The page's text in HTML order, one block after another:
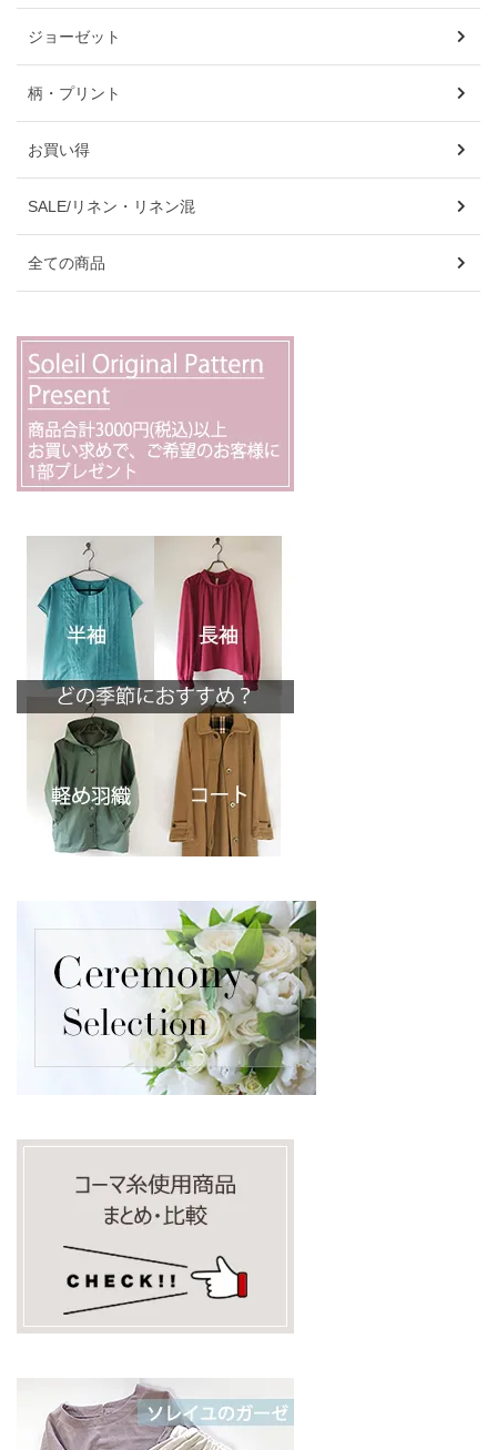
ジョーゼット
柄・プリント
お買い得
SALE/リネン・リネン混
全ての商品